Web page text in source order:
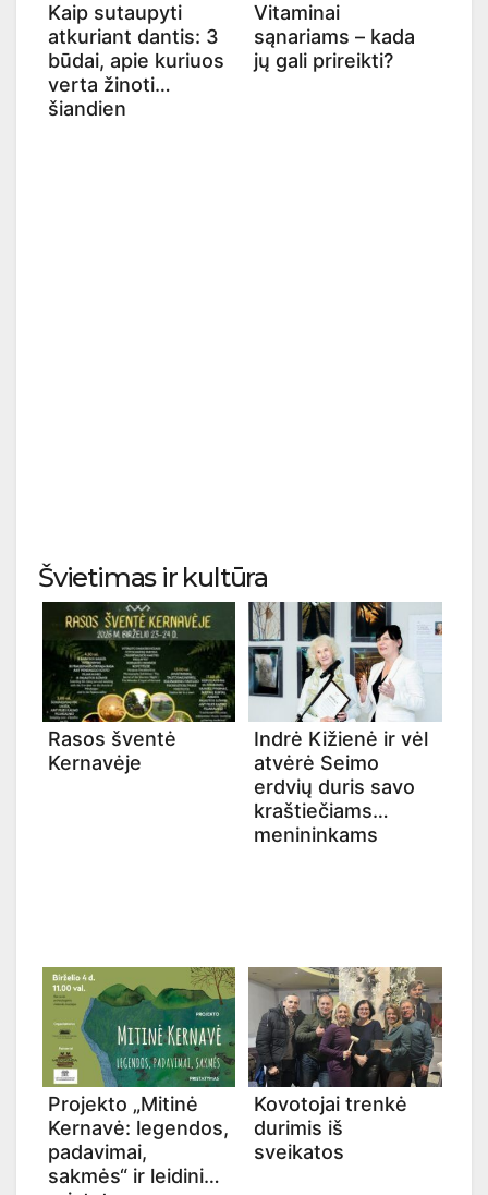
Kaip sutaupyti
atkuriant dantis: 3
būdai, apie kuriuos
verta žinoti
šiandien
Vitaminai
sąnariams – kada
jų gali prireikti?
Švietimas ir kultūra
Rasos šventė
Kernavėje
Indrė Kižienė ir vėl
atvėrė Seimo
erdvių duris savo
kraštiečiams
menininkams
Projekto „Mitinė
Kernavė: legendos,
padavimai,
sakmės“ ir leidinio
Kovotojai trenkė
durimis iš
sveikatos